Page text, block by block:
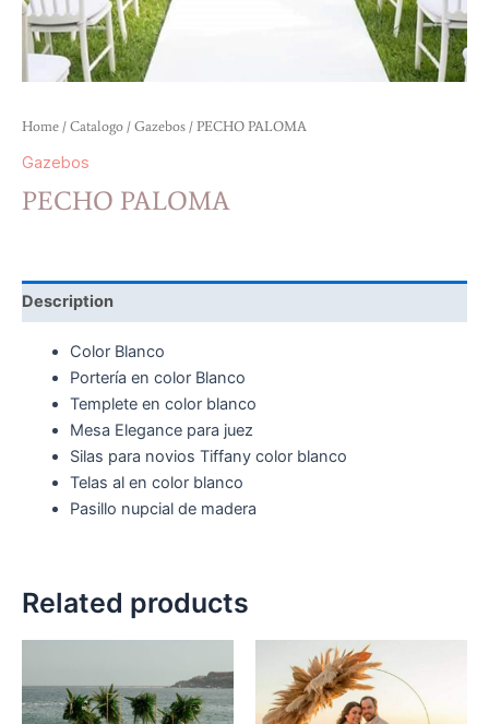
Home/Catalogo/Gazebos/ PECHO PALOMA
Gazebos
PECHO PALOMA
Description
Color Blanco
Portería en color Blanco
Templete en color blanco
Mesa Elegance para juez
Silas para novios Tiffany color blanco
Telas al en color blanco
Pasillo nupcial de madera
Related products